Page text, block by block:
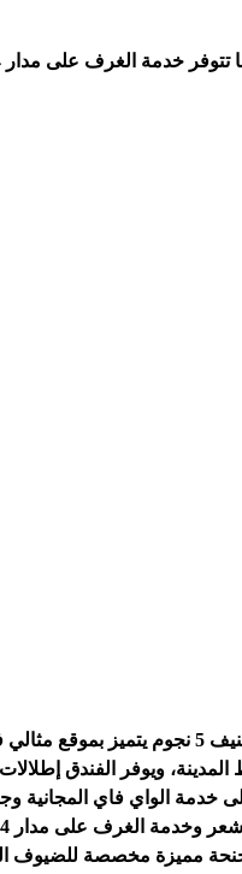
يمكن
، تصنيف 5 نجوم يتميز بموقع
ويوفر الفندق إطلالات
على خدمة الواي فاي المجانية
تلفزيون بشاشة مسطحة وخزنة في
مميزة مخصصة للضيوف